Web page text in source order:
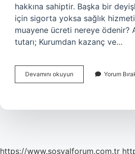
hakkına sahiptir. Başka bir
için sigorta yoksa sağlık
muayene ücreti nereye ödenir?
tutarı; Kurumdan kazanç ve…
Devamını okuyun
Hastanesi
Nasıl
Yorum
https://www.sosyalforum.com.tr